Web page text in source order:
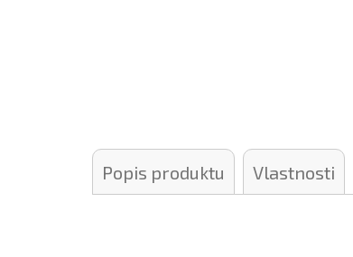
Popis produktu Vlastnosti